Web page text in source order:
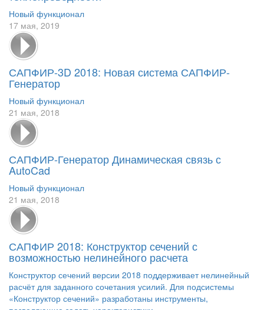
Новый функционал
17 мая, 2019
САПФИР-3D 2018: Новая система САПФИР-
Генератор
Новый функционал
21 мая, 2018
САПФИР-Генератор Динамическая связь с
AutoCad
Новый функционал
21 мая, 2018
САПФИР 2018: Конструктор сечений с
возможностью нелинейного расчета
Конструктор сечений версии 2018 поддерживает нелинейный
расчёт для заданного сочетания усилий. Для подсистемы
«Конструктор сечений» разработаны инструменты,